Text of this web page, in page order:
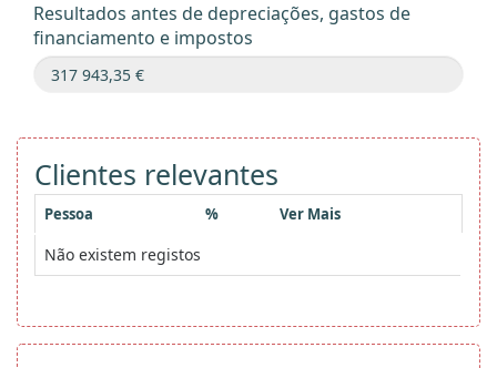
Resultados antes de depreciações, gastos de
financiamento e impostos
Clientes relevantes
Pessoa % Ver Mais
Não existem registos